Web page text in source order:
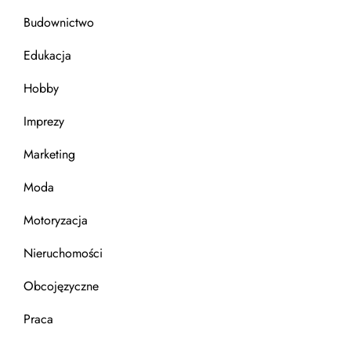
Budownictwo
Edukacja
Hobby
Imprezy
Marketing
Moda
Motoryzacja
Nieruchomości
Obcojęzyczne
Praca